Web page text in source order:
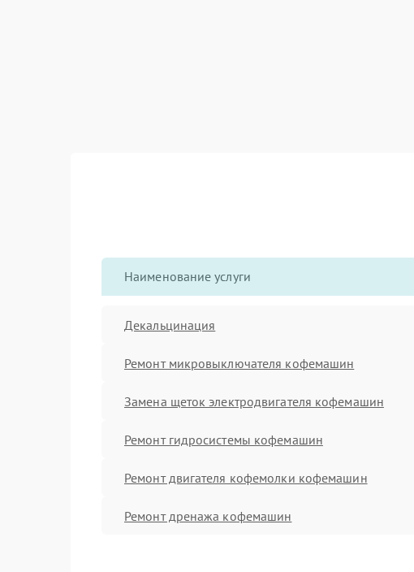
Наименование услуги
Декальцинация
Ремонт микровыключателя кофемашин
Замена щеток электродвигателя кофемашин
Ремонт гидросистемы кофемашин
Ремонт двигателя кофемолки кофемашин
Ремонт дренажа кофемашин